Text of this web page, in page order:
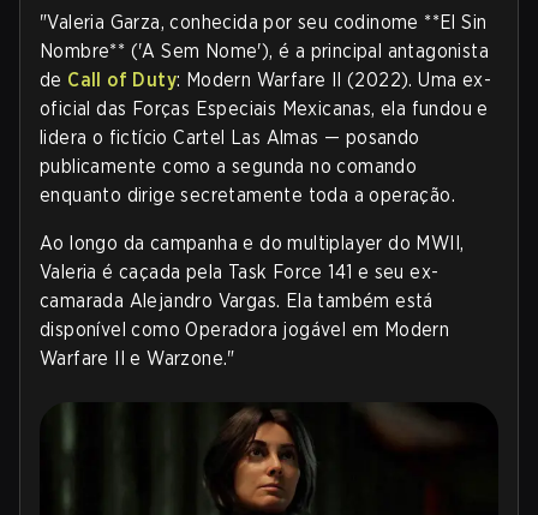
"Valeria Garza, conhecida por seu codinome **El Sin
Nombre** ('A Sem Nome'), é a principal antagonista
de Call of Duty: Modern Warfare II (2022). Uma ex-
oficial das Forças Especiais Mexicanas, ela fundou e
lidera o fictício Cartel Las Almas — posando
publicamente como a segunda no comando
enquanto dirige secretamente toda a operação.
Ao longo da campanha e do multiplayer do MWII,
Valeria é caçada pela Task Force 141 e seu ex-
camarada Alejandro Vargas. Ela também está
disponível como Operadora jogável em Modern
Warfare II e Warzone."